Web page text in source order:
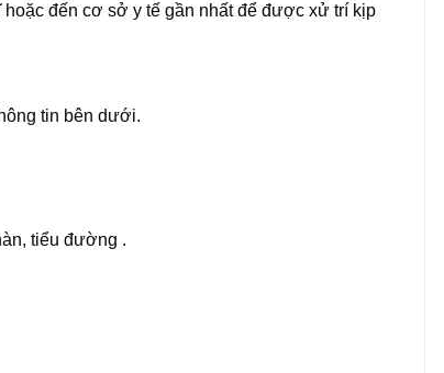
đến cơ sở y tế gần nhất để được xử trí kịp
tin bên dưới.
tiểu đường .